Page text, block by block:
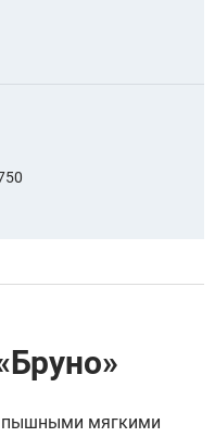
пышными мягкими